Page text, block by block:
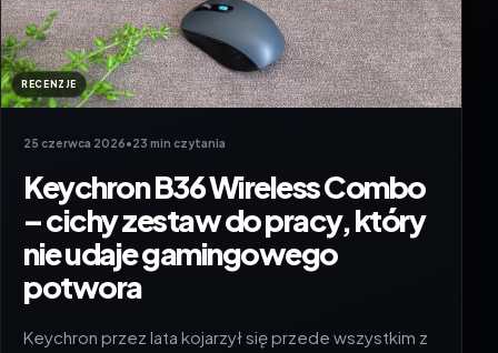
RECENZJE
25 czerwca 2026•23 min czytania
Keychron B36 Wireless Combo
– cichy zestaw do pracy, który
nie udaje gamingowego
potwora
Keychron przez lata kojarzył się przede wszystkim z